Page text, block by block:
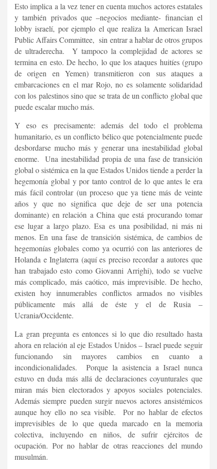
Esto implica a la vez tener en cuenta muchos actores estatales
y también privados que –negocios mediante- financian el
lobby israelí, por ejemplo el que realiza la American Israel
Public Affairs Committee, sin entrar a hablar de otros grupos
de ultraderecha. Y tampoco la complejidad de actores se
termina en esto. De hecho, lo que los ataques huitíes (grupo
de origen en Yemen) transmitieron con sus ataques a
embarcaciones en el mar Rojo, no es solamente solidaridad
con los palestinos sino que se trata de un conflicto global que
puede escalar mucho más.
Y eso es precisamente: además del todo el problema
humanitario, es un conflicto bélico que potencialmente puede
desbordarse mucho más y generar una inestabilidad global
enorme. Una inestabilidad propia de una fase de transición
global o sistémica en la que Estados Unidos tiende a perder la
hegemonía global y por tanto control de lo que antes le era
más fácil controlar (un proceso que ya tiene más de veinte
años y que no significa que deje de ser una potencia
dominante) en relación a China que está procurando tomar
ese lugar a largo plazo. Esa es una posibilidad, ni más ni
menos. En una fase de transición sistémica, de cambios de
hegemonías globales como ya ocurrió con las anteriores de
Holanda e Inglaterra (aquí es preciso recordar a autores que
han trabajado esto como Giovanni Arrighi), todo se vuelve
más complicado, más caótico, más imprevisible. De hecho,
existen hoy innumerables conflictos armados no visibles
públicamente más allá de éste y el de Rusia –
Ucrania/Occidente.
La gran pregunta es entonces si lo que dio resultado hasta
ahora en relación al eje Estados Unidos – Israel puede seguir
funcionando sin mayores cambios en cuanto a
incondicionalidades. Porque la asistencia a Israel nunca
estuvo en duda más allá de declaraciones coyunturales que
miran más bien electorados y apoyos sociales potenciales.
Además siempre pueden surgir nuevos actores ansistémicos
aunque hoy ello no sea visible. Por no hablar de efectos
imprevisibles de lo que queda marcado en la memoria
colectiva, incluyendo en niños, de sufrir ejércitos de
ocupación. Por no hablar de otras reacciones del mundo
musulmán.